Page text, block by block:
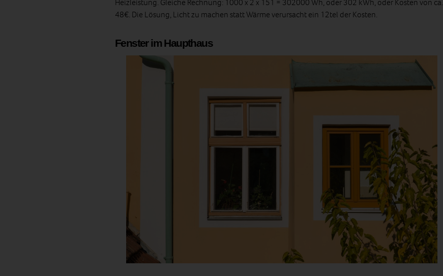
Heizleistung. Gleiche Rechnung: 1000 x 2 x 151 = 302000 Wh, oder 302 kWh, oder Kosten von ca.
48€. Die Lösung, Licht zu machen statt Wärme verursacht ein 12tel der Kosten.
Fenster im Haupthaus